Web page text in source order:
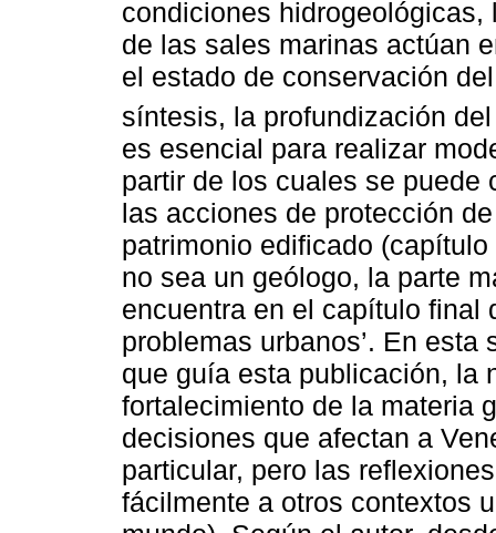
condiciones
de las sales marinas actúan
el estado de conservación
síntesis, la profundización
es esencial para realizar
partir de los cuales se puede
las acciones de protección
patrimonio edificado
no sea un geólogo, la parte
encuentra en el capítulo final
problemas urbanos’. En
que guía esta publicación, la
fortalecimiento de la materia
decisiones que afectan a
particular, pero las
fácilmente a otros contextos